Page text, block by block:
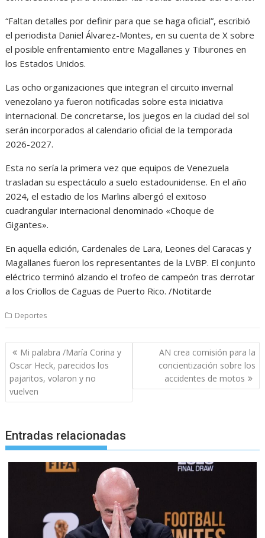
“Faltan detalles por definir para que se haga oficial”, escribió
el periodista Daniel Álvarez-Montes, en su cuenta de X sobre
el posible enfrentamiento entre Magallanes y Tiburones en
los Estados Unidos.
Las ocho organizaciones que integran el circuito invernal
venezolano ya fueron notificadas sobre esta iniciativa
internacional. De concretarse, los juegos en la ciudad del sol
serán incorporados al calendario oficial de la temporada
2026-2027.
Esta no sería la primera vez que equipos de Venezuela
trasladan su espectáculo a suelo estadounidense. En el año
2024, el estadio de los Marlins albergó el exitoso
cuadrangular internacional denominado «Choque de
Gigantes».
En aquella edición, Cardenales de Lara, Leones del Caracas y
Magallanes fueron los representantes de la LVBP. El conjunto
eléctrico terminó alzando el trofeo de campeón tras derrotar
a los Criollos de Caguas de Puerto Rico. /Notitarde
Deportes
Navegación
de
entradas
Mi palabra /María Corina y
Oscar Heck, parecidos los
pajaritos, volaron y no
vuelven
AN crea comisión para la
concientización sobre los
accidentes de motos
Entradas relacionadas